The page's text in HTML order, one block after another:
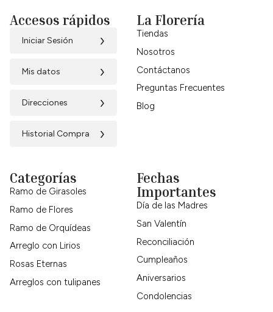
Accesos rápidos
Iniciar Sesión ›
Mis datos ›
Direcciones ›
Historial Compra ›
La Florería
Tiendas
Nosotros
Contáctanos
Preguntas Frecuentes
Blog
Categorías
Ramo de Girasoles
Ramo de Flores
Ramo de Orquídeas
Arreglo con Lirios
Rosas Eternas
Arreglos con tulipanes
Fechas
Importantes
Día de las Madres
San Valentín
Reconciliación
Cumpleaños
Aniversarios
Condolencias